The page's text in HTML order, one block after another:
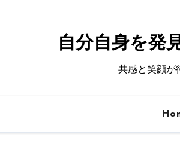
自分自身を発
共感と笑顔が